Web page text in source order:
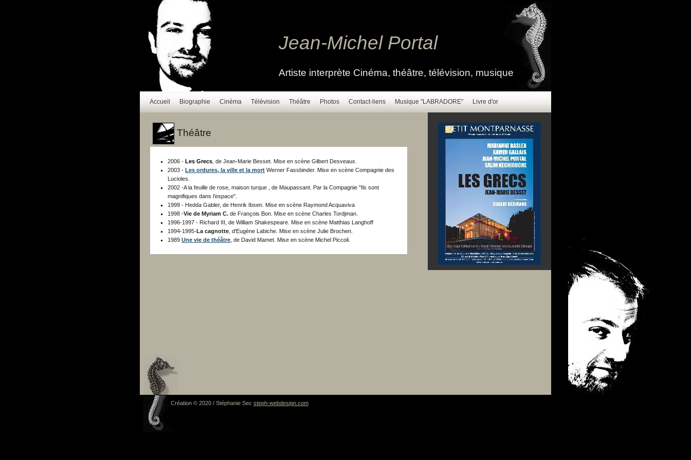
Jean-Michel Portal
Artiste interprète Cinéma, théâtre, télévision, musique
Accueil Biographie Cinéma Télévision Théâtre Photos Contact-liens Musique "LABRADORE" Livre d'or
Théâtre
2006 - Les Grecs , de Jean-Marie Besset. Mise en scène Gilbert Desveaux.
2003 - Les ordures, la ville et la mort Werner Fassbinder. Mise en scène Compagnie des
Lucioles.
2002 -A la feuille de rose, maison turque , de Maupassant. Par la Compagnie "Ils sont
magnifiques dans l'espace".
1999 - Hedda Gabler, de Henrik Ibsen. Mise en scène Raymond Acquaviva
1998 -Vie de Myriam C. de François Bon. Mise en scène Charles Tordjman.
1996-1997 - Richard III, de William Shakespeare. Mise en scène Matthias Langhoff
1994-1995-La cagnotte , d'Eugène Labiche. Mise en scène Julie Brochen.
1989 Une vie de théâtre , de David Mamet. Mise en scène Michel Piccoli.
Création © 2020 / Stéphanie Sec steph-webdesign.com